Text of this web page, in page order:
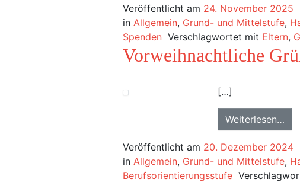
Veröffentlicht am 24. November 2025
in Allgemein, Grund- und Mittelstufe,
Spenden Verschlagwortet mit Eltern,
Vorweihnachtliche
[…]
Weiterlesen…
Veröffentlicht am 20. Dezember 2024
in Allgemein, Grund- und Mittelstufe,
Berufsorientierungsstufe